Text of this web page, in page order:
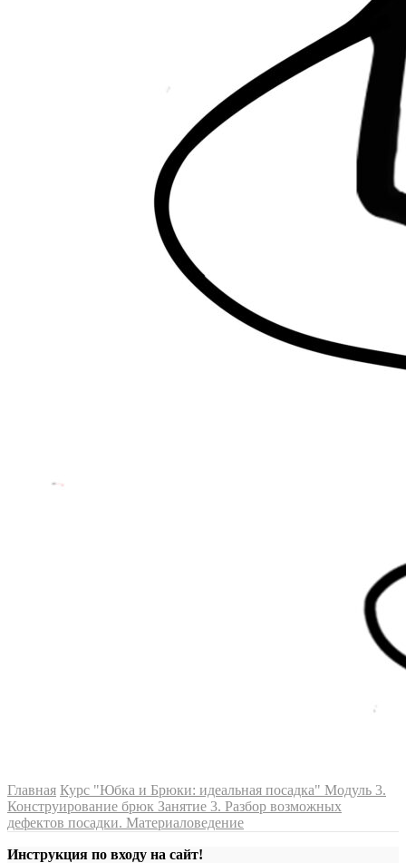
Главная Курс "Юбка и Брюки: идеальная посадка" Модуль 3.
Конструирование брюк Занятие 3. Разбор возможных
дефектов посадки. Материаловедение
Инструкция по входу на сайт!